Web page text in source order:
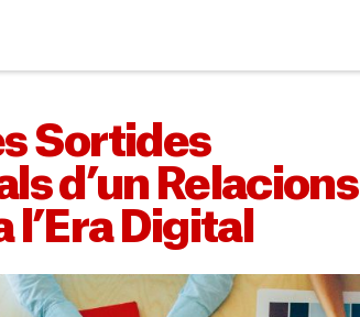
Sortides
d’un Relacions
l’Era Digital